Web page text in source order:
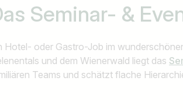
Seminar- &
Hotel- oder Gastro-Job im
und dem Wienerwald liegt das
Teams und schätzt flache